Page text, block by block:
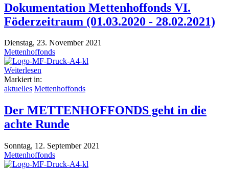
Dokumentation Mettenhoffonds VI.
Föderzeitraum (01.03.2020 - 28.02.2021)
Dienstag, 23. November 2021
Mettenhoffonds
Weiterlesen
Markiert in:
aktuelles Mettenhoffonds
Der METTENHOFFONDS geht in die
achte Runde
Sonntag, 12. September 2021
Mettenhoffonds